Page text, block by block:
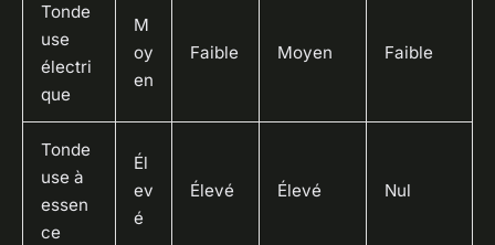
Tonde
use
électri
que
M
oy
en
Faible Moyen Faible
Tonde
use à
essen
ce
Él
ev
é
Élevé Élevé Nul